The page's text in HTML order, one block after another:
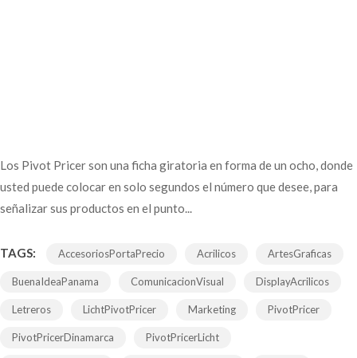
Los Pivot Pricer son una ficha giratoria en forma de un ocho, donde
usted puede colocar en solo segundos el número que desee, para
señalizar sus productos en el punto...
TAGS: AccesoriosPortaPrecio Acrilicos ArtesGraficas
BuenaIdeaPanama ComunicacionVisual DisplayAcrilicos
Letreros LichtPivotPricer Marketing PivotPricer
PivotPricerDinamarca PivotPricerLicht